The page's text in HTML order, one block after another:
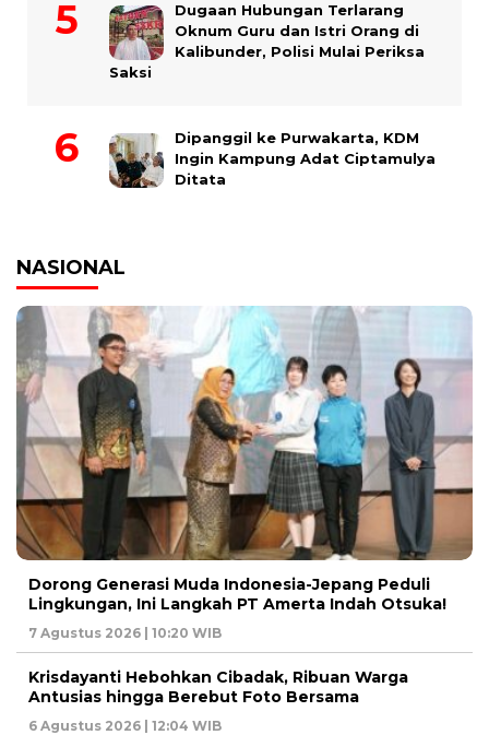
Dugaan Hubungan Terlarang
Oknum Guru dan Istri Orang di
Kalibunder, Polisi Mulai Periksa
Saksi
Dipanggil ke Purwakarta, KDM
Ingin Kampung Adat Ciptamulya
Ditata
NASIONAL
Dorong Generasi Muda Indonesia-Jepang Peduli
Lingkungan, Ini Langkah PT Amerta Indah Otsuka!
7 Agustus 2026 | 10:20 WIB
Krisdayanti Hebohkan Cibadak, Ribuan Warga
Antusias hingga Berebut Foto Bersama
6 Agustus 2026 | 12:04 WIB